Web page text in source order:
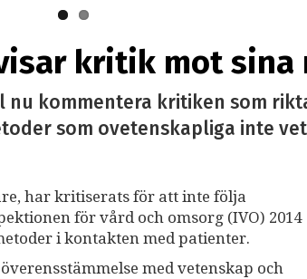
kritik mot sina
kommentera kritiken som
som ovetenskapliga inte
har kritiserats för att inte följa
för vård och omsorg (IVO) 2014
i kontakten med patienter.
med vetenskap och